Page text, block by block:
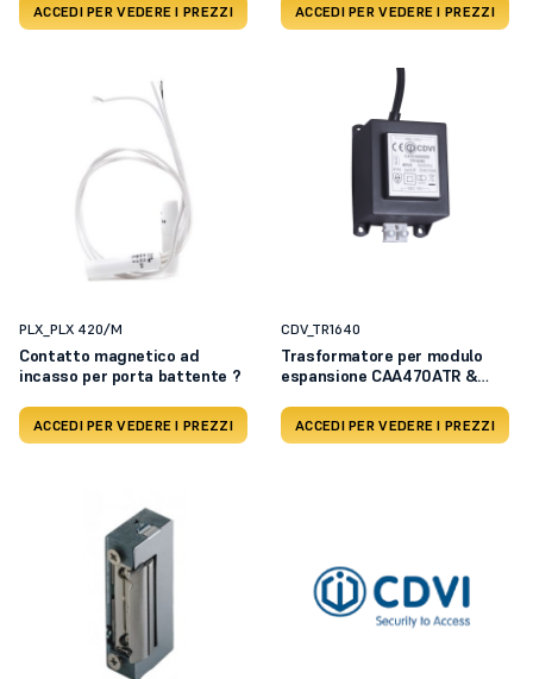
ACCEDI PER VEDERE I PREZZI ACCEDI PER VEDERE I PREZZI
PLX_PLX 420/M
Contatto magnetico ad
incasso per porta battente ?
ACCEDI PER VEDERE I PREZZI
CDV_TR1640
Trasformatore per modulo
espansione CAA470ATR &
ACCEDI PER VEDERE I PREZZI